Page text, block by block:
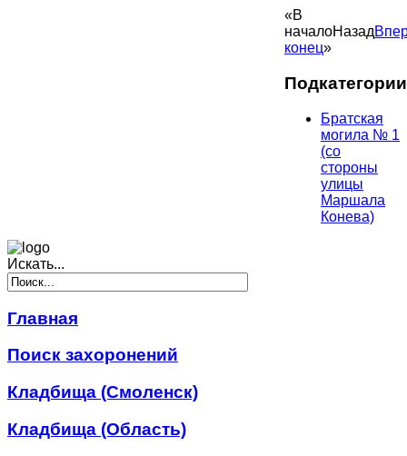
«В
началоНазад
конец»
Подкатегории
Братская
могила № 1
(со
стороны
улицы
Маршала
Конева)
Искать...
Главная
Поиск захоронений
Кладбища (Смоленск)
Кладбища (Область)